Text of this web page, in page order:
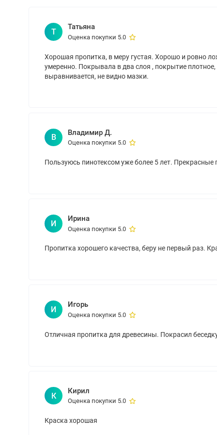
Т
Татьяна
Оценка покупки 5.0
Хорошая пропитка, в меру густая. Хорошо и ровно
умеренно. Покрывала в два слоя , покрытие
выравнивается, не видно мазки.
В
Владимир Д.
Оценка покупки 5.0
Пользуюсь пинотексом уже более 5 лет.
И
Ирина
Оценка покупки 5.0
Пропитка хорошего качества, беру не первый раз.
И
Игорь
Оценка покупки 5.0
Отличная пропитка для древесины. Покрасил
К
Кирил
Оценка покупки 5.0
Краска хорошая